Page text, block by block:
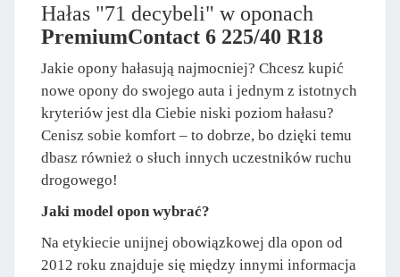
Hałas "71 decybeli" w oponach
PremiumContact 6 225/40 R18
Jakie opony hałasują najmocniej? Chcesz kupić
nowe opony do swojego auta i jednym z istotnych
kryteriów jest dla Ciebie niski poziom hałasu?
Cenisz sobie komfort – to dobrze, bo dzięki temu
dbasz również o słuch innych uczestników ruchu
drogowego!
Jaki model opon wybrać?
Na etykiecie unijnej obowiązkowej dla opon od
2012 roku znajduje się między innymi informacja